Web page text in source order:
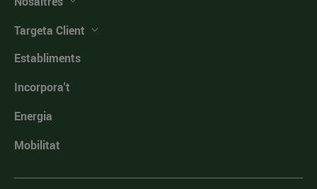
Targeta Client
Establiments
Incorpora't
Energia
Mobilitat